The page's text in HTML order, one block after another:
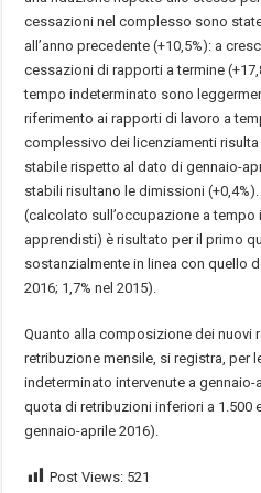
cessazioni nel complesso sono
all’anno precedente (+10,5%): a
cessazioni di rapporti a termine
tempo indeterminato sono
riferimento ai rapporti di lavoro a
complessivo dei licenziamenti
stabile rispetto al dato di gennaio-
stabili risultano le dimissioni
(calcolato sull’occupazione a
apprendisti) è risultato per il primo
sostanzialmente in linea con quello
2016; 1,7% nel 2015).
Quanto alla composizione dei nuovi
retribuzione mensile, si registra, per
indeterminato intervenute a
quota di retribuzioni inferiori a 1.500
gennaio-aprile 2016).
Post Views: 521